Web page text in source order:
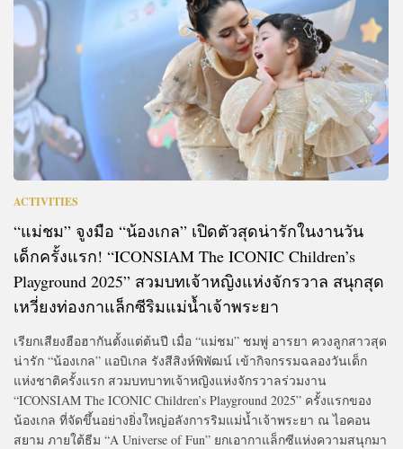
ACTIVITIES
“แม่ชม” จูงมือ “น้องเกล” เปิดตัวสุดน่ารักในงานวัน
เด็กครั้งแรก! “ICONSIAM The ICONIC Children’s
Playground 2025” สวมบทเจ้าหญิงแห่งจักรวาล สนุกสุด
เหวี่ยงท่องกาแล็กซีริมแม่น้ำเจ้าพระยา
เรียกเสียงฮือฮากันตั้งแต่ต้นปี เมื่อ “แม่ชม” ชมพู่ อารยา ควงลูกสาวสุด
น่ารัก “น้องเกล” แอบิเกล รังสีสิงห์พิพัฒน์ เข้ากิจกรรมฉลองวันเด็ก
แห่งชาติครั้งแรก สวมบทบาทเจ้าหญิงแห่งจักรวาลร่วมงาน
“ICONSIAM The ICONIC Children’s Playground 2025” ครั้งแรกของ
น้องเกล ที่จัดขึ้นอย่างยิ่งใหญ่อลังการริมแม่น้ำเจ้าพระยา ณ ไอคอน
สยาม ภายใต้ธีม “A Universe of Fun” ยกเอากาแล็กซีแห่งความสนุกมา